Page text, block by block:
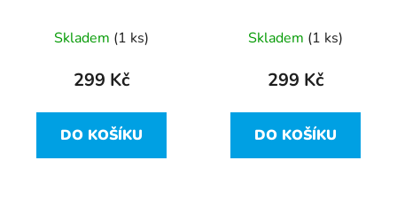
Inspiron 15R-5521
Skladem (1 ks)
299 Kč
DO KOŠÍKU
Inspiron 15R-5521
Skladem (1 ks)
299 Kč
DO KOŠÍKU